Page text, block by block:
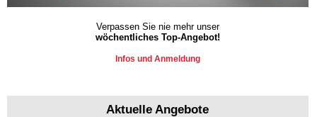
Verpassen Sie nie mehr unser
wöchentliches Top-Angebot!
Infos und Anmeldung
Aktuelle Angebote